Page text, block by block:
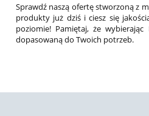
Sprawdź naszą ofertę stworzoną z
produkty już dziś i ciesz się
poziomie! Pamiętaj, że
dopasowaną do Twoich potrzeb.